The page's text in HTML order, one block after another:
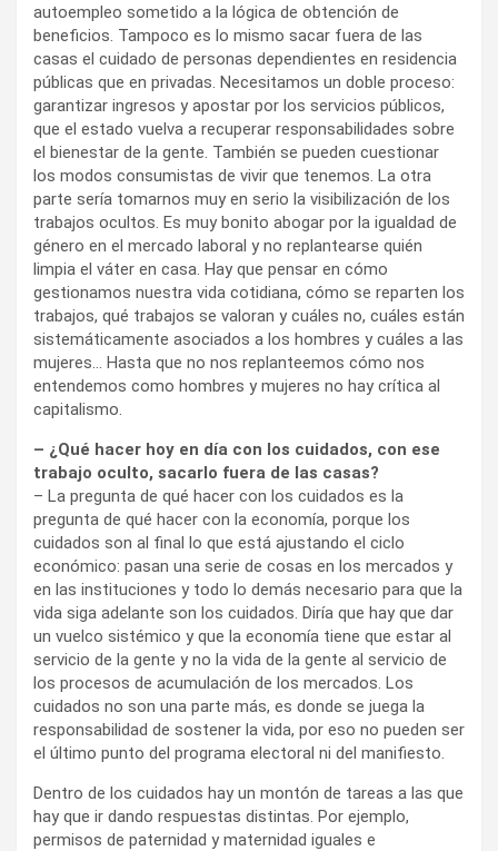
autoempleo sometido a la lógica de obtención de
beneficios. Tampoco es lo mismo sacar fuera de las
casas el cuidado de personas dependientes en residencia
públicas que en privadas. Necesitamos un doble proceso:
garantizar ingresos y apostar por los servicios públicos,
que el estado vuelva a recuperar responsabilidades sobre
el bienestar de la gente. También se pueden cuestionar
los modos consumistas de vivir que tenemos. La otra
parte sería tomarnos muy en serio la visibilización de los
trabajos ocultos. Es muy bonito abogar por la igualdad de
género en el mercado laboral y no replantearse quién
limpia el váter en casa. Hay que pensar en cómo
gestionamos nuestra vida cotidiana, cómo se reparten los
trabajos, qué trabajos se valoran y cuáles no, cuáles están
sistemáticamente asociados a los hombres y cuáles a las
mujeres… Hasta que no nos replanteemos cómo nos
entendemos como hombres y mujeres no hay crítica al
capitalismo.
– ¿Qué hacer hoy en día con los cuidados, con ese
trabajo oculto, sacarlo fuera de las casas?
– La pregunta de qué hacer con los cuidados es la
pregunta de qué hacer con la economía, porque los
cuidados son al final lo que está ajustando el ciclo
económico: pasan una serie de cosas en los mercados y
en las instituciones y todo lo demás necesario para que la
vida siga adelante son los cuidados. Diría que hay que dar
un vuelco sistémico y que la economía tiene que estar al
servicio de la gente y no la vida de la gente al servicio de
los procesos de acumulación de los mercados. Los
cuidados no son una parte más, es donde se juega la
responsabilidad de sostener la vida, por eso no pueden ser
el último punto del programa electoral ni del manifiesto.
Dentro de los cuidados hay un montón de tareas a las que
hay que ir dando respuestas distintas. Por ejemplo,
permisos de paternidad y maternidad iguales e